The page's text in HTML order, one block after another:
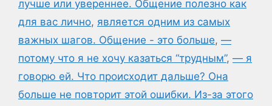
лучше или увереннее. Общение полезно как
для вас лично, является одним из самых
важных шагов. Общение - это больше, —
потому что я не хочу казаться “трудным”, — я
говорю ей. Что происходит дальше? Она
больше не повторит этой ошибки. Из-за этого